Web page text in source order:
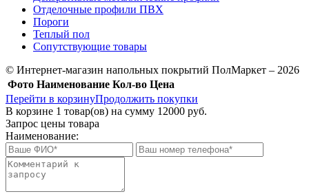
Отделочные профили ПВХ
Пороги
Теплый пол
Сопутствующие товары
© Интернет-магазин напольных покрытий ПолМаркет – 2026
Фото Наименование Кол-во Цена
Перейти в корзинуПродолжить покупки
В корзине 1 товар(ов) на сумму 12000 руб.
Запрос цены товара
Наименование: